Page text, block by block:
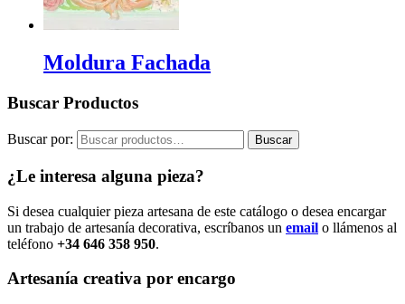
Moldura Fachada
Buscar Productos
Buscar por: Buscar
¿Le interesa alguna pieza?
Si desea cualquier pieza artesana de este catálogo o desea encargar
un trabajo de artesanía decorativa, escríbanos un email o llámenos al
teléfono +34 646 358 950.
Artesanía creativa por encargo